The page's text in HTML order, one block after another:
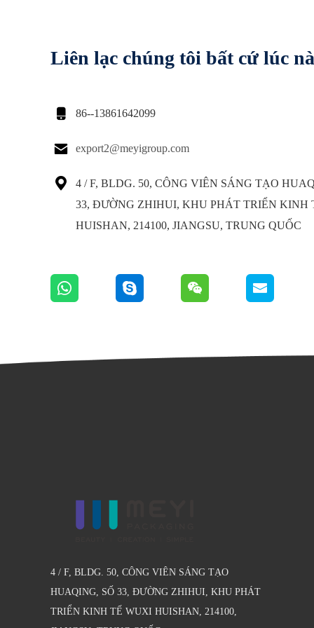
Liên lạc chúng tôi bất cứ lúc
 86--13861642099
 export2@meyigroup.com

4 / F, BLDG. 50, CÔNG VIÊN SÁNG TẠO
33, ĐƯỜNG ZHIHUI, KHU PHÁT TRIỂN KINH
HUISHAN, 214100, JIANGSU, TRUNG QUỐC
4 / F, BLDG. 50, CÔNG VIÊN SÁNG TẠO
HUAQING, SỐ 33, ĐƯỜNG ZHIHUI, KHU PHÁT
TRIỂN KINH TẾ WUXI HUISHAN, 214100,